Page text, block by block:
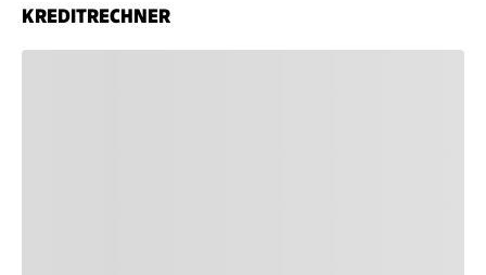
KREDITRECHNER